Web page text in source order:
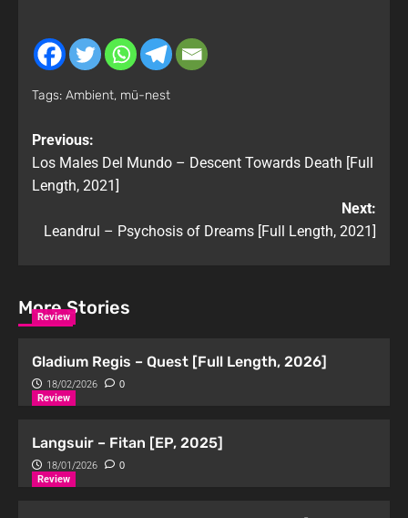
Tags: Ambient, mü-nest
Previous:
Los Males Del Mundo – Descent Towards Death [Full
Length, 2021]
Next:
Leandrul – Psychosis of Dreams [Full Length, 2021]
More Stories
Review
Gladium Regis – Quest [Full Length, 2026]
18/02/2026 0
Review
Langsuir – Fitan [EP, 2025]
18/01/2026 0
Review